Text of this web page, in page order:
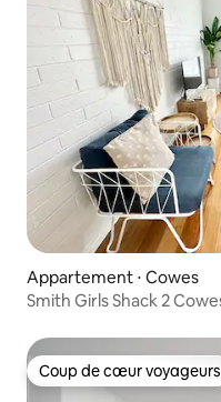
Appartement ⋅ Cowes
Coup de cœur voyageurs
Coup de cœur voyageurs